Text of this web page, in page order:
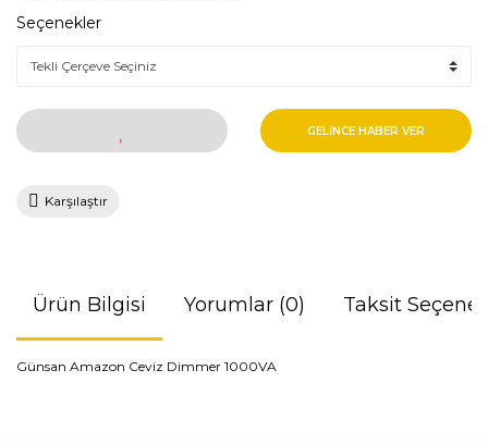
Seçenekler
GELİNCE HABER VER
Karşılaştır
Ürün Bilgisi Yorumlar (0) Taksit
Günsan Amazon Ceviz Dimmer 1000VA